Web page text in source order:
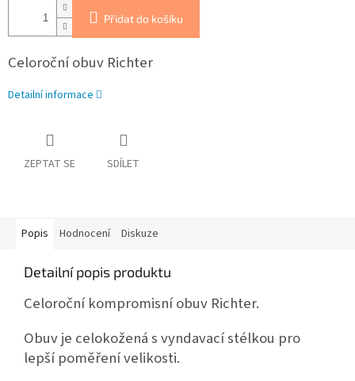
Přidat do košíku
Celoroční obuv Richter
Detailní informace
ZEPTAT SE SDÍLET
Popis Hodnocení Diskuze
Detailní popis produktu
Celoroční kompromisní obuv Richter.
Obuv je celokožená s vyndavací stélkou pro
lepší poměření velikosti.